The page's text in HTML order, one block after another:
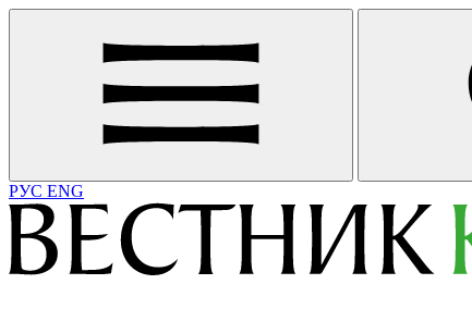
РУС ENG